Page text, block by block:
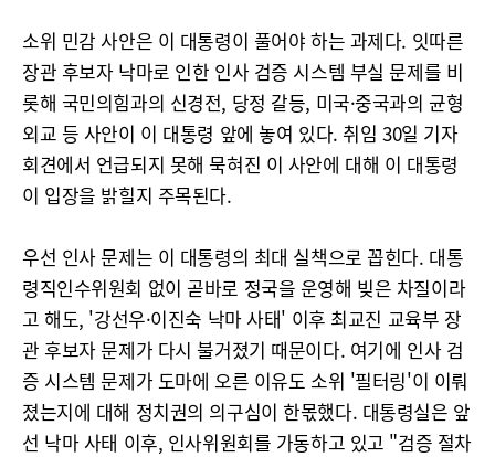
소위 민감 사안은 이 대통령이 풀어야 하는 과제다. 잇따른
장관 후보자 낙마로 인한 인사 검증 시스템 부실 문제를 비
롯해 국민의힘과의 신경전, 당정 갈등, 미국·중국과의 균형
외교 등 사안이 이 대통령 앞에 놓여 있다. 취임 30일 기자
회견에서 언급되지 못해 묵혀진 이 사안에 대해 이 대통령
이 입장을 밝힐지 주목된다.
우선 인사 문제는 이 대통령의 최대 실책으로 꼽힌다. 대통
령직인수위원회 없이 곧바로 정국을 운영해 빚은 차질이라
고 해도, '강선우·이진숙 낙마 사태' 이후 최교진 교육부 장
관 후보자 문제가 다시 불거졌기 때문이다. 여기에 인사 검
증 시스템 문제가 도마에 오른 이유도 소위 '필터링'이 이뤄
졌는지에 대해 정치권의 의구심이 한몫했다. 대통령실은 앞
선 낙마 사태 이후, 인사위원회를 가동하고 있고 "검증 절차